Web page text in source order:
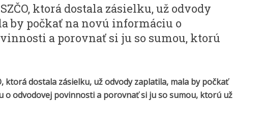
ktorá dostala zásielku, už odvody
by počkať na novú informáciu o
a porovnať si ju so sumou, ktorú
ktorá dostala zásielku, už odvody zaplatila, mala by počkať
o odvodovej povinnosti a porovnať si ju so sumou, ktorú už